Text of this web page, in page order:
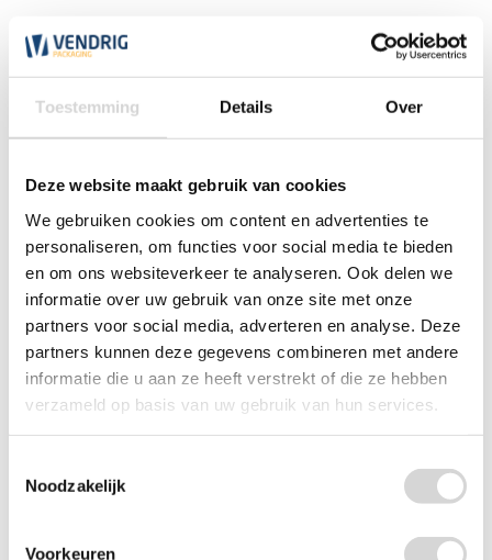
Toestemming Details Over
Deze website maakt gebruik van cookies
We gebruiken cookies om content en advertenties te
personaliseren, om functies voor social media te bieden
en om ons websiteverkeer te analyseren. Ook delen we
informatie over uw gebruik van onze site met onze
partners voor social media, adverteren en analyse. Deze
partners kunnen deze gegevens combineren met andere
informatie die u aan ze heeft verstrekt of die ze hebben
verzameld op basis van uw gebruik van hun services.
Noodzakelijk
Voorkeuren
Jute zak met stropkoord 19 x 19 cm (per stuk)
(3)
vanaf